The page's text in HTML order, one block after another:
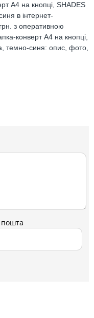
А4 на кнопці, SHADES
в інтернет-
з оперативною
конверт А4 на кнопці,
темно-синя: опис, фото,
пошта